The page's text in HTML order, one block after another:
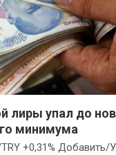
лиры упал до
минимума
+0,31% Добавить/